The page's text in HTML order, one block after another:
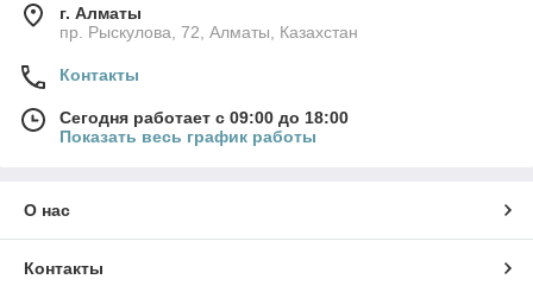
г. Алматы
пр. Рыскулова, 72, Алматы, Казахстан
Контакты
Сегодня работает с 09:00 до 18:00
Показать весь график работы
О нас
Контакты